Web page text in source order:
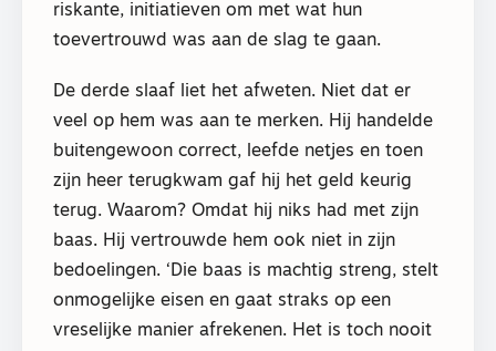
riskante, initiatieven om met wat hun
toevertrouwd was aan de slag te gaan.
De derde slaaf liet het afweten. Niet dat er
veel op hem was aan te merken. Hij handelde
buitengewoon correct, leefde netjes en toen
zijn heer terugkwam gaf hij het geld keurig
terug. Waarom? Omdat hij niks had met zijn
baas. Hij vertrouwde hem ook niet in zijn
bedoelingen. ‘Die baas is machtig streng, stelt
onmogelijke eisen en gaat straks op een
vreselijke manier afrekenen. Het is toch nooit